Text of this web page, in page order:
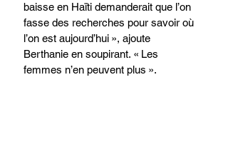
baisse en Haïti demanderait que l’on
fasse des recherches pour savoir où
l’on est aujourd’hui », ajoute
Berthanie en soupirant. « Les
femmes n’en peuvent plus ».